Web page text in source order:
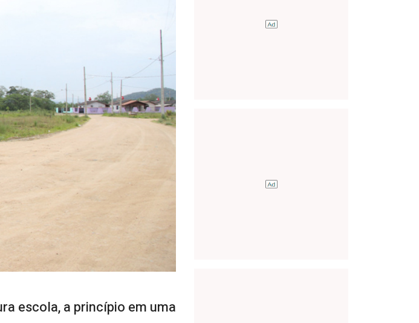
escola, a princípio em uma